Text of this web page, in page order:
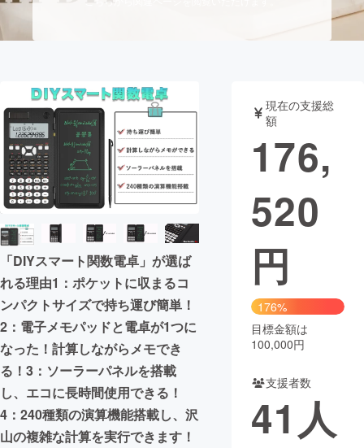
「DIYスマート関数電卓」が選ば
れる理由1：ポケットに収まるコ
ンパクトサイズで持ち運び簡単！
2：電子メモパッドと電卓が1つに
なった！計算しながらメモでき
る！3：ソーラーパネルを搭載
し、エコに長時間使用できる！
4：240種類の演算機能搭載し、沢
山の複雑な計算を実行できます！
現在の支援総
額
176,
520
円
176%
目標金額は
100,000円
支援者数
41 人